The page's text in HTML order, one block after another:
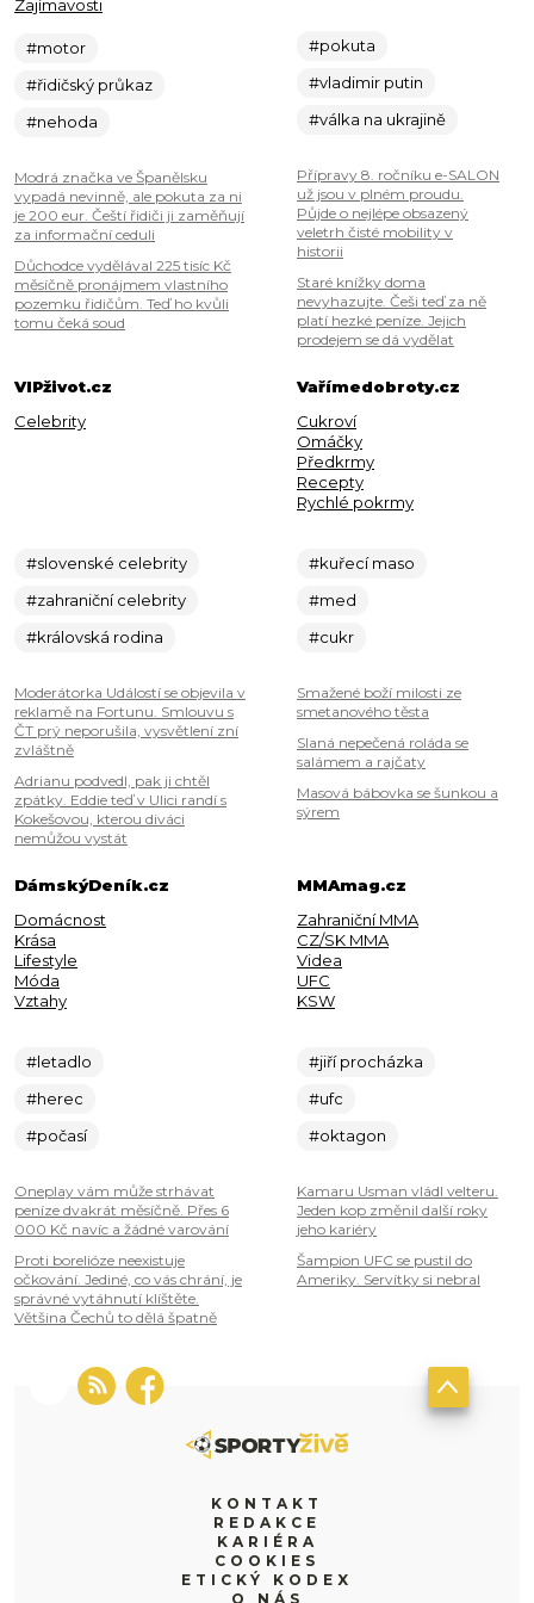
Zajímavosti
#motor
#řidičský průkaz
#nehoda
Modrá značka ve Španělsku
vypadá nevinně, ale pokuta za ni
je 200 eur. Čeští řidiči ji zaměňují
za informační ceduli
Důchodce vydělával 225 tisíc Kč
měsíčně pronájmem vlastního
pozemku řidičům. Teď ho kvůli
tomu čeká soud
#pokuta
#vladimir putin
#válka na ukrajině
Přípravy 8. ročníku e-SALON
už jsou v plném proudu.
Půjde o nejlépe obsazený
veletrh čisté mobility v
historii
Staré knížky doma
nevyhazujte. Češi teď za ně
platí hezké peníze. Jejich
prodejem se dá vydělat
VIPživot.cz
Celebrity
#slovenské celebrity
#zahraniční celebrity
#královská rodina
Moderátorka Událostí se objevila v
reklamě na Fortunu. Smlouvu s
ČT prý neporušila, vysvětlení zní
zvláštně
Adrianu podvedl, pak ji chtěl
zpátky. Eddie teď v Ulici randí s
Kokešovou, kterou diváci
nemůžou vystát
Vařímedobroty.cz
Cukroví
Omáčky
Předkrmy
Recepty
Rychlé pokrmy
#kuřecí maso
#med
#cukr
Smažené boží milosti ze
smetanového těsta
Slaná nepečená roláda se
salámem a rajčaty
Masová bábovka se šunkou a
sýrem
DámskýDeník.cz
Domácnost
Krása
Lifestyle
Móda
Vztahy
#letadlo
#herec
#počasí
Oneplay vám může strhávat
peníze dvakrát měsíčně. Přes 6
000 Kč navíc a žádné varování
Proti borelióze neexistuje
očkování. Jediné, co vás chrání, je
správné vytáhnutí klíštěte.
Většina Čechů to dělá špatně
MMAmag.cz
Zahraniční MMA
CZ/SK MMA
Videa
UFC
KSW
#jiří procházka
#ufc
#oktagon
Kamaru Usman vládl velteru.
Jeden kop změnil další roky
jeho kariéry
Šampion UFC se pustil do
Ameriky. Servítky si nebral
KONTAKT
REDAKCE
KARIÉRA
COOKIES
ETICKÝ KODEX
O NÁS